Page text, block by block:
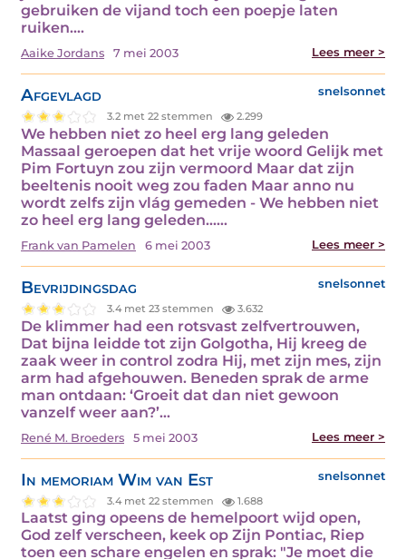
gebruiken de vijand toch een poepje laten
ruiken.…
Aaike Jordans 7 mei 2003 Lees meer >
Afgevlagd snelsonnet
3.2 met 22 stemmen 2.299
We hebben niet zo heel erg lang geleden
Massaal geroepen dat het vrije woord Gelijk met
Pim Fortuyn zou zijn vermoord Maar dat zijn
beeltenis nooit weg zou faden Maar anno nu
wordt zelfs zijn vlág gemeden - We hebben niet
zo heel erg lang geleden...…
Frank van Pamelen 6 mei 2003 Lees meer >
Bevrijdingsdag snelsonnet
3.4 met 23 stemmen 3.632
De klimmer had een rotsvast zelfvertrouwen,
Dat bijna leidde tot zijn Golgotha, Hij kreeg de
zaak weer in control zodra Hij, met zijn mes, zijn
arm had afgehouwen. Beneden sprak de arme
man ontdaan: ‘Groeit dat dan niet gewoon
vanzelf weer aan?’…
René M. Broeders 5 mei 2003 Lees meer >
In memoriam Wim van Est snelsonnet
3.4 met 22 stemmen 1.688
Laatst ging opeens de hemelpoort wijd open,
God zelf verscheen, keek op Zijn Pontiac, Riep
toen een schare engelen en sprak: "Je moet die